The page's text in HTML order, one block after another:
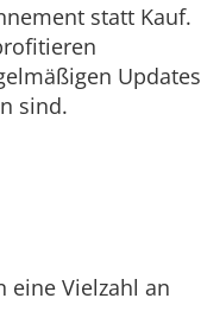
statt Kauf.
Updates
sind.
eine Vielzahl an